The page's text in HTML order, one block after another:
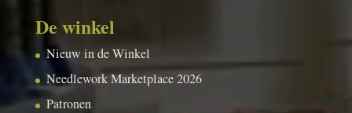
De winkel
Nieuw in de Winkel
Needlework Marketplace 2026
Patronen